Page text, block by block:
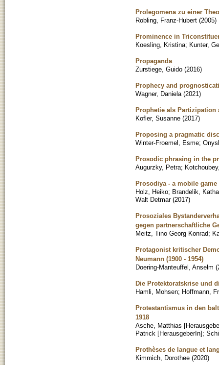
Prolegomena zu einer
Robling, Franz-Hubert (2005)
Prominence in
Koesling, Kristina; Kunter,
Propaganda
Zurstiege, Guido (2016)
Prophecy and
Wagner, Daniela (2021)
Prophetie als Partizipation
Kofler, Susanne (2017)
Proposing a pragmatic
Winter-Froemel, Esme;
Prosodic phrasing in the
Augurzky, Petra;
Prosodiya - a mobile
Holz, Heiko; Brandelik,
Walt Detmar (2017)
Prosoziales
gegen partnerschaftliche
Meitz, Tino Georg Konrad;
Protagonist kritischer
Neumann (1900 - 1954)
Doering-Manteuffel, Anselm (
Die Protektoratskrise und
Hamli, Mohsen; Hoffmann,
Protestantismus in den
1918
Asche, Matthias
Patrick [HerausgeberIn];
Prothèses de langue et
Kimmich, Dorothee (2020)